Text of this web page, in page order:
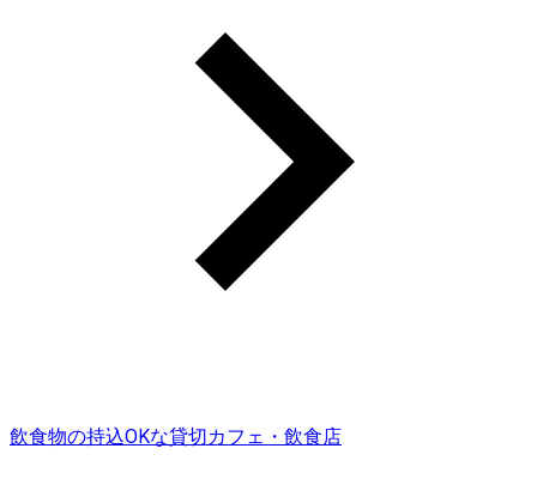
飲食物の持込OKな貸切カフェ・飲食店